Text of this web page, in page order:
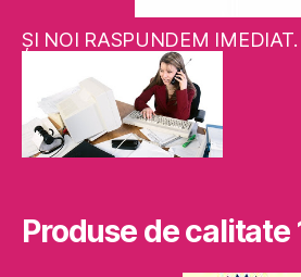
ŞI NOI RASPUNDEM IMEDIAT.
Produse de calitate